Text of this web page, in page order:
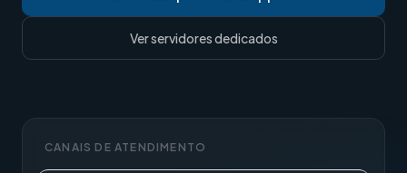
Ver servidores dedicados
CANAIS DE ATENDIMENTO